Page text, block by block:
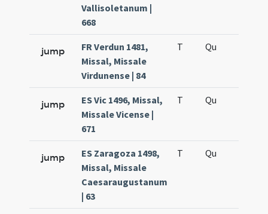
Vallisoletanum |
668
jump
FR Verdun 1481,
Missal, Missale
Virdunense | 84
T Qu
jump
ES Vic 1496, Missal,
Missale Vicense |
671
T Qu
jump
ES Zaragoza 1498,
Missal, Missale
Caesaraugustanum
| 63
T Qu